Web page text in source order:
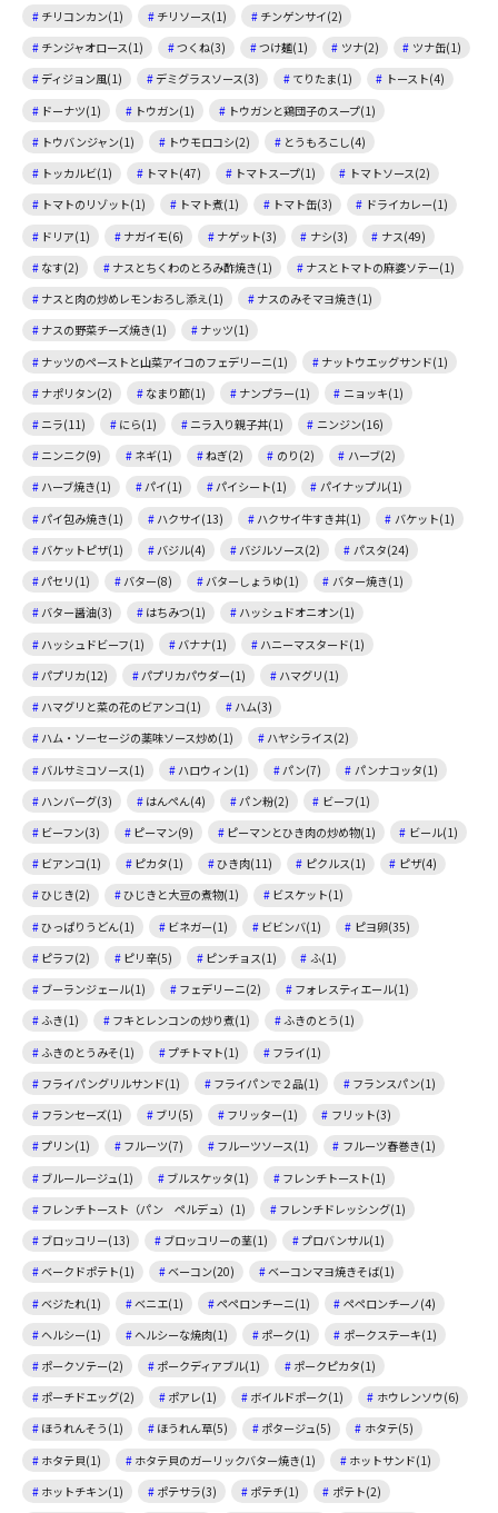
チリコンカン(1) チリソース(1)
チンゲンサイ(2)
チンジャオロース(1)
つくね(3) つけ麺(1) ツナ(2)
ツナ缶(1)
ディジョン風(1)
デミグラスソース(3) てりたま(1)
トースト(4)
ドーナツ(1)
トウガン(1)
トウガンと鶏団子のスープ(1)
トウバンジャン(1)
トウモロコシ(2)
とうもろこし(4)
トッカルビ(1)
トマト(47) トマトスープ(1)
トマトソース(2)
トマトのリゾット(1)
トマト煮(1) トマト缶(3)
ドライカレー(1)
ドリア(1)
ナガイモ(6) ナゲット(3) ナシ(3)
ナス(49)
なす(2)
ナスとちくわのとろみ酢焼き(1)
ナスとトマトの麻婆ソテー(1)
ナスと肉の炒めレモンおろし添え(1)
ナスのみそマヨ焼き(1)
ナスの野菜チーズ焼き(1)
ナッツ(1)
ナッツのペーストと山菜アイコのフェデリーニ(1)
ナットウエッグサンド(1)
ナポリタン(2)
なまり節(1) ナンプラー(1)
ニョッキ(1)
ニラ(11)
にら(1) ニラ入り親子丼(1)
ニンジン(16)
ニンニク(9)
ネギ(1) ねぎ(2) のり(2)
ハーブ(2)
ハーブ焼き(1)
パイ(1) パイシート(1)
パイナップル(1)
パイ包み焼き(1)
ハクサイ(13) ハクサイ牛すき丼(1)
バケット(1)
バケットピザ(1)
バジル(4) バジルソース(2)
パスタ(24)
パセリ(1)
バター(8) バターしょうゆ(1)
バター焼き(1)
バター醤油(3)
はちみつ(1)
ハッシュドオニオン(1)
ハッシュドビーフ(1)
バナナ(1)
ハニーマスタード(1)
パプリカ(12)
パプリカパウダー(1)
ハマグリ(1)
ハマグリと菜の花のビアンコ(1)
ハム(3)
ハム・ソーセージの薬味ソース炒め(1)
ハヤシライス(2)
バルサミコソース(1)
ハロウィン(1) パン(7)
パンナコッタ(1)
ハンバーグ(3)
はんぺん(4) パン粉(2)
ビーフ(1)
ビーフン(3)
ピーマン(9) ピーマンとひき肉の炒め物(1)
ビール(1)
ビアンコ(1)
ピカタ(1) ひき肉(11) ピクルス(1)
ピザ(4)
ひじき(2)
ひじきと大豆の煮物(1)
ビスケット(1)
ひっぱりうどん(1)
ビネガー(1) ビビンバ(1)
ピヨ卵(35)
ピラフ(2)
ピリ辛(5) ピンチョス(1)
ふ(1)
ブーランジェール(1)
フェデリーニ(2)
フォレスティエール(1)
ふき(1)
フキとレンコンの炒り煮(1)
ふきのとう(1)
ふきのとうみそ(1)
プチトマト(1)
フライ(1)
フライパングリルサンド(1)
フライパンで２品(1)
フランスパン(1)
フランセーズ(1)
ブリ(5) フリッター(1)
フリット(3)
プリン(1)
フルーツ(7) フルーツソース(1)
フルーツ春巻き(1)
ブルールージュ(1)
ブルスケッタ(1)
フレンチトースト(1)
フレンチトースト（パン ペルデュ）(1)
フレンチドレッシング(1)
ブロッコリー(13)
ブロッコリーの茎(1)
プロバンサル(1)
ベークドポテト(1)
ベーコン(20)
ベーコンマヨ焼きそば(1)
ベジたれ(1)
ベニエ(1) ペペロンチーニ(1)
ペペロンチーノ(4)
ヘルシー(1)
ヘルシーな焼肉(1) ポーク(1)
ポークステーキ(1)
ポークソテー(2)
ポークディアブル(1)
ポークピカタ(1)
ポーチドエッグ(2)
ポアレ(1) ボイルドポーク(1)
ホウレンソウ(6)
ほうれんそう(1)
ほうれん草(5) ポタージュ(5)
ホタテ(5)
ホタテ貝(1)
ホタテ貝のガーリックバター焼き(1)
ホットサンド(1)
ホットチキン(1)
ポテサラ(3) ポテチ(1)
ポテト(2)